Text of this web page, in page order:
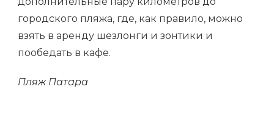
городского пляжа, где, как правило, можно
взять в аренду шезлонги и зонтики и
пообедать в кафе.
Пляж Патара